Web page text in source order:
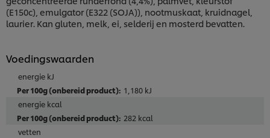
(E150c), emulgator (E322 (SOJA)), nootmuskaat, kruidnagel,
laurier. Kan gluten, melk, ei, selderij en mosterd bevatten.
Voedingswaarden
energie kJ
1,180 kJ
energie kcal
282 kcal
vetten